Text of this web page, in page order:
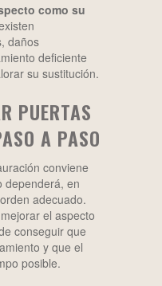
como su
daños
deficiente
su sustitución.
PUERTAS
A PASO
conviene
dependerá, en
adecuado.
el aspecto
conseguir que
y que el
posible.